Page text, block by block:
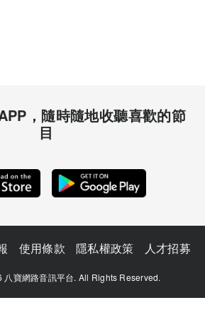
，隨時隨地收聽喜歡的節
目
使用條款 隱私權政策 人才招募
寶網路音訊平台. All Rights Reserved.